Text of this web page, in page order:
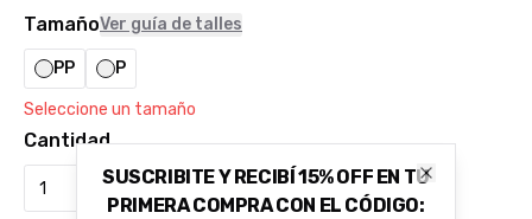
TamañoVer guía de talles
PP P
Seleccione un tamaño
Cantidad
SUSCRIBITE Y RECIBÍ 15% OFF EN TU
PRIMERA COMPRA CON EL CÓDIGO: